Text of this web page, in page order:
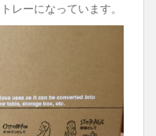
レーになっています。